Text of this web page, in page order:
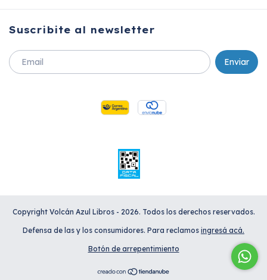
Suscribite al newsletter
Copyright Volcán Azul Libros - 2026. Todos los derechos reservados.
Defensa de las y los consumidores. Para reclamos ingresá acá.
Botón de arrepentimiento